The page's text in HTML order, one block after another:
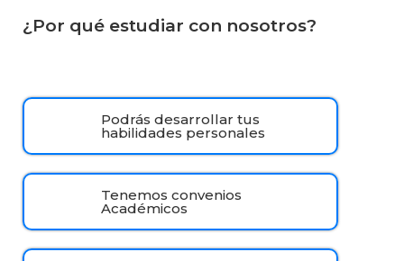
¿Por qué estudiar con nosotros?
Podrás desarrollar tus
habilidades personales
Tenemos convenios
Académicos